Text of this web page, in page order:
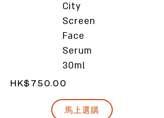
City
Screen
Face
Serum
30ml
HK$750.00
馬上選購